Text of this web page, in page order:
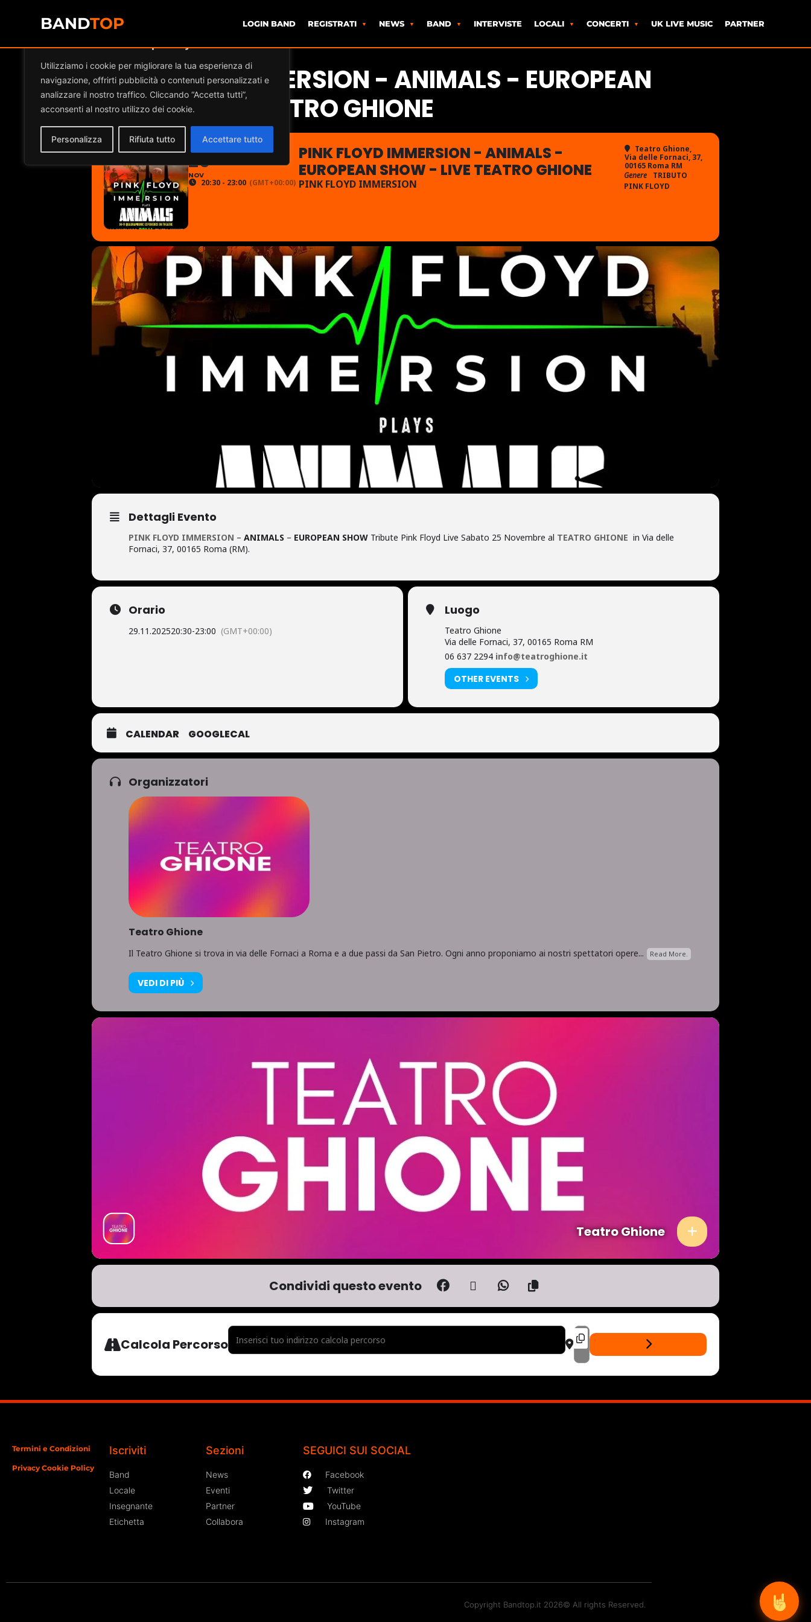
Utilizziamo i cookie per migliorare la tua esperienza di
navigazione, offrirti pubblicità o contenuti personalizzati e
analizzare il nostro traffico. Cliccando “Accetta tutti”,
acconsenti al nostro utilizzo dei cookie.
Personalizza Rifiuta tutto Accettare tutto
BANDTOP LOGIN BAND REGISTRATI NEWS BAND INTERVISTE LOCALI CONCERTI UK LIVE MUSIC PARTNER
PINK FLOYD IMMERSION - ANIMALS - EUROPEAN
SHOW - LIVE TEATRO GHIONE
29
NOV
20:30 - 23:00 (GMT+00:00)
PINK FLOYD IMMERSION - ANIMALS -
EUROPEAN SHOW - LIVE TEATRO GHIONE
PINK FLOYD IMMERSION
Teatro Ghione,
Via delle Fornaci, 37,
00165 Roma RM
Genere
TRIBUTO
PINK FLOYD
Dettagli Evento
PINK FLOYD IMMERSION – ANIMALS – EUROPEAN SHOW Tribute Pink Floyd Live Sabato 25 Novembre al TEATRO GHIONE in Via delle
Fornaci, 37, 00165 Roma (RM).
Orario
29.11.202520:30-23:00 (GMT+00:00)
Luogo
Teatro Ghione
Via delle Fornaci, 37, 00165 Roma RM
06 637 2294 info@teatroghione.it
OTHER EVENTS
CALENDAR GOOGLECAL
Organizzatori
Teatro Ghione
Il Teatro Ghione si trova in via delle Fornaci a Roma e a due passi da San Pietro. Ogni anno proponiamo ai nostri spettatori opere... Read More.
VEDI DI PIÙ
Teatro Ghione
Condividi questo evento
Calcola Percorso
ADDRESS - PINK FLOYD IMMERSION - ANIMALS - EUROPEAN SHOW - LIVE TEATRO GHIONE [HLPWRV8R7]DESTINATION ADDRESS - PINK FLOYD IMMERSION - ANIMALS -
Termini e Condizioni
Privacy Cookie Policy
Iscriviti
Band
Locale
Insegnante
Etichetta
Sezioni
News
Eventi
Partner
Collabora
SEGUICI SUI SOCIAL
Facebook
Twitter
YouTube
Instagram
Copyright Bandtop.it 2026© All rights Reserved.